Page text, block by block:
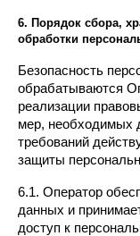
6. Порядок сбора,
обработки
Безопасность
обрабатываются
реализации
мер, необходимых
требований
защиты
6.1. Оператор
данных и
доступ к